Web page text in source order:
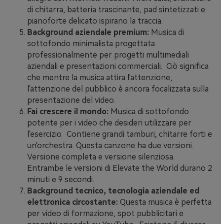
di chitarra, batteria trascinante, pad sintetizzati e
pianoforte delicato ispirano la traccia.
Background aziendale premium: Musica di
sottofondo minimalista progettata
professionalmente per progetti multimediali
aziendali e presentazioni commerciali. Ciò significa
che mentre la musica attira l'attenzione,
l'attenzione del pubblico è ancora focalizzata sulla
presentazione del video.
Fai crescere il mondo: Musica di sottofondo
potente per i video che desideri utilizzare per
l'esercizio. Contiene grandi tamburi, chitarre forti e
un'orchestra. Questa canzone ha due versioni.
Versione completa e versione silenziosa.
Entrambe le versioni di Elevate the World durano 2
minuti e 9 secondi.
Background tecnico, tecnologia aziendale ed
elettronica circostante: Questa musica è perfetta
per video di formazione, spot pubblicitari e